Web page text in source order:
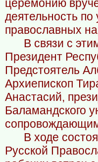
церемонию
деятельность
православных
В связи с
Президент
Предстоятель
Архиепископ
Анастасий,
Баламандского
В ходе
Русской